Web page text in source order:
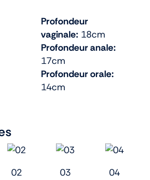
Profondeur
vaginale: 18cm
Profondeur anale:
17cm
Profondeur orale:
14cm
02 03 04